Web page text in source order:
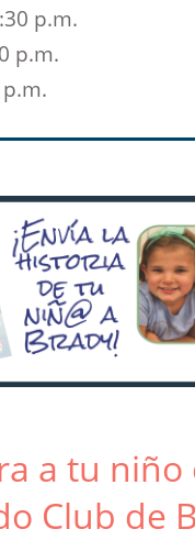
p.m.
p.m.
a tu niño
Club de